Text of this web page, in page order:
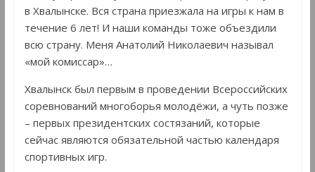
в Хвалынске. Вся страна приезжала на игры к нам в
течение 6 лет! И наши команды тоже объездили
всю страну. Меня Анатолий Николаевич называл
«мой комиссар»…
Хвалынск был первым в проведении Всероссийских
соревнований многоборья молодёжи, а чуть позже
– первых президентских состязаний, которые
сейчас являются обязательной частью календаря
спортивных игр.